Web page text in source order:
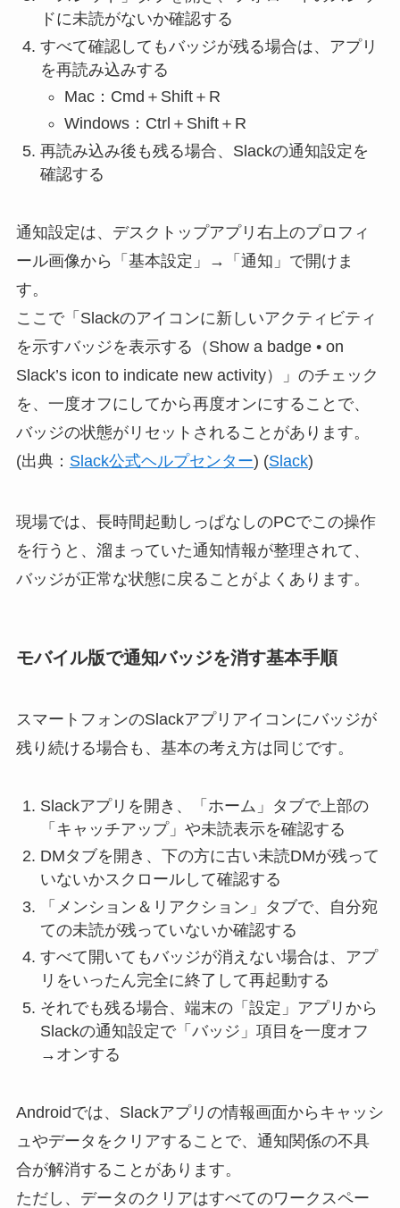
ドに未読がないか確認する
すべて確認してもバッジが残る場合は、アプリ
を再読み込みする
Mac：Cmd＋Shift＋R
Windows：Ctrl＋Shift＋R
再読み込み後も残る場合、Slackの通知設定を
確認する
通知設定は、デスクトップアプリ右上のプロフィ
ール画像から「基本設定」→「通知」で開けま
す。
ここで「Slackのアイコンに新しいアクティビティ
を示すバッジを表示する（Show a badge • on
Slack’s icon to indicate new activity）」のチェック
を、一度オフにしてから再度オンにすることで、
バッジの状態がリセットされることがあります。
(出典： Slack公式ヘルプセンター) (Slack)
現場では、長時間起動しっぱなしのPCでこの操作
を行うと、溜まっていた通知情報が整理されて、
バッジが正常な状態に戻ることがよくあります。
モバイル版で通知バッジを消す基本手順
スマートフォンのSlackアプリアイコンにバッジが
残り続ける場合も、基本の考え方は同じです。
Slackアプリを開き、「ホーム」タブで上部の
「キャッチアップ」や未読表示を確認する
DMタブを開き、下の方に古い未読DMが残って
いないかスクロールして確認する
「メンション＆リアクション」タブで、自分宛
ての未読が残っていないか確認する
すべて開いてもバッジが消えない場合は、アプ
リをいったん完全に終了して再起動する
それでも残る場合、端末の「設定」アプリから
Slackの通知設定で「バッジ」項目を一度オフ
→オンする
Androidでは、Slackアプリの情報画面からキャッシ
ュやデータをクリアすることで、通知関係の不具
合が解消することがあります。
ただし、データのクリアはすべてのワークスペー